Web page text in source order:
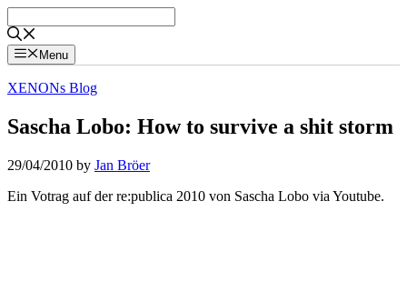
to
content
Menu
XENONs Blog
Sascha Lobo: How to survive a shit storm
29/04/2010 by Jan Bröer
Ein Votrag auf der re:publica 2010 von Sascha Lobo via Youtube.